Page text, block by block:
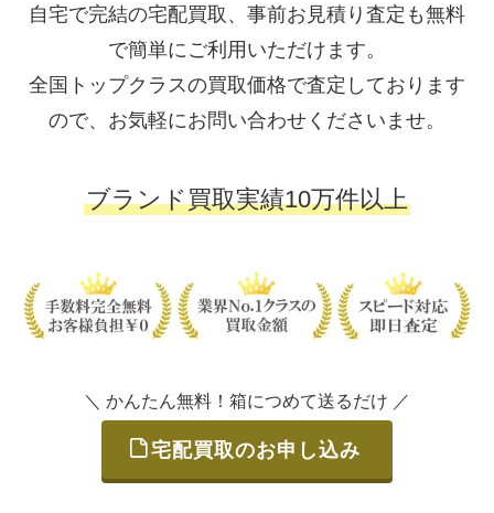
自宅で完結の宅配買取、事前お見積り査定も無料
で簡単にご利用いただけます。
全国トップクラスの買取価格で査定しております
ので、お気軽にお問い合わせくださいませ。
ブランド買取実績10万件以上
＼ かんたん無料！箱につめて送るだけ ／
宅配買取のお申し込み